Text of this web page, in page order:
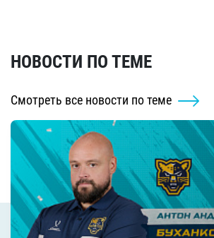
НОВОСТИ ПО ТЕМЕ
Смотреть все новости по теме